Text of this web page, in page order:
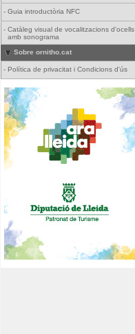
- Guia introductòria NFC
- Catàleg visual de vocalitzacions d'ocells
amb sonograma
Sobre ornitho.cat
- Política de privacitat i Condicions d'ús